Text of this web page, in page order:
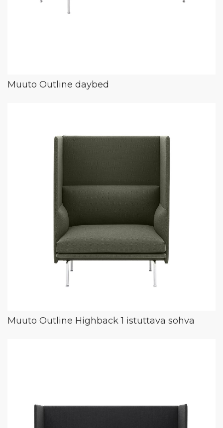
Muuto Outline daybed
Muuto Outline Highback 1 istuttava sohva